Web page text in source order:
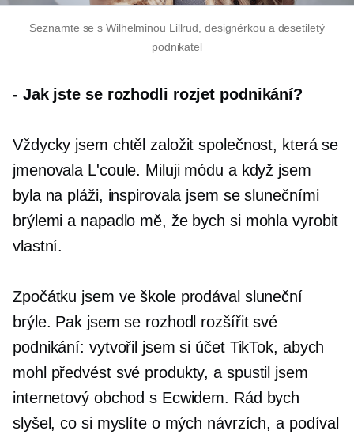
Seznamte se s Wilhelminou Lillrud, designérkou a desetiletý
podnikatel
- Jak jste se rozhodli rozjet podnikání?
Vždycky jsem chtěl založit společnost, která se
jmenovala L'coule. Miluji módu a když jsem
byla na pláži, inspirovala jsem se slunečními
brýlemi a napadlo mě, že bych si mohla vyrobit
vlastní.
Zpočátku jsem ve škole prodával sluneční
brýle. Pak jsem se rozhodl rozšířit své
podnikání: vytvořil jsem si účet TikTok, abych
mohl předvést své produkty, a spustil jsem
internetový obchod s Ecwidem. Rád bych
slyšel, co si myslíte o mých návrzích, a podíval